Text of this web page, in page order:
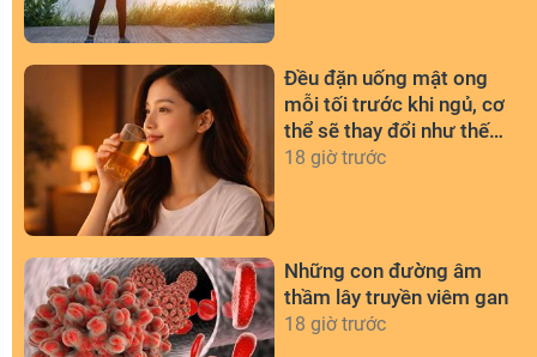
Đều đặn uống mật ong
mỗi tối trước khi ngủ, cơ
thể sẽ thay đổi như thế
nào?
18 giờ trước
Những con đường âm
thầm lây truyền viêm gan
18 giờ trước